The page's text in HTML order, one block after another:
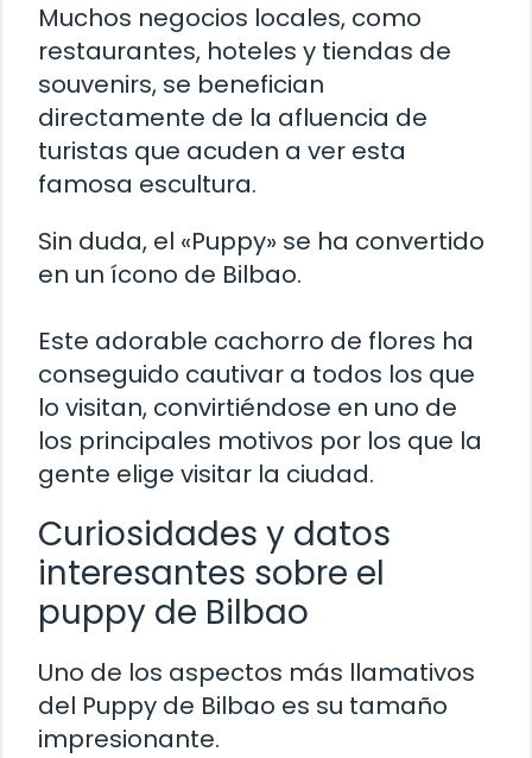
Muchos negocios locales, como
restaurantes, hoteles y tiendas de
souvenirs, se benefician
directamente de la afluencia de
turistas que acuden a ver esta
famosa escultura.
Sin duda, el «Puppy» se ha convertido
en un ícono de Bilbao.
Este adorable cachorro de flores ha
conseguido cautivar a todos los que
lo visitan, convirtiéndose en uno de
los principales motivos por los que la
gente elige visitar la ciudad.
Curiosidades y datos
interesantes sobre el
puppy de Bilbao
Uno de los aspectos más llamativos
del Puppy de Bilbao es su tamaño
impresionante.